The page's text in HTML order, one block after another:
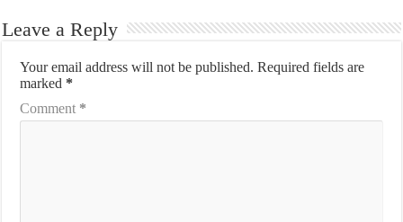
Leave a Reply
Your email address will not be published. Required fields are
marked *
Comment *